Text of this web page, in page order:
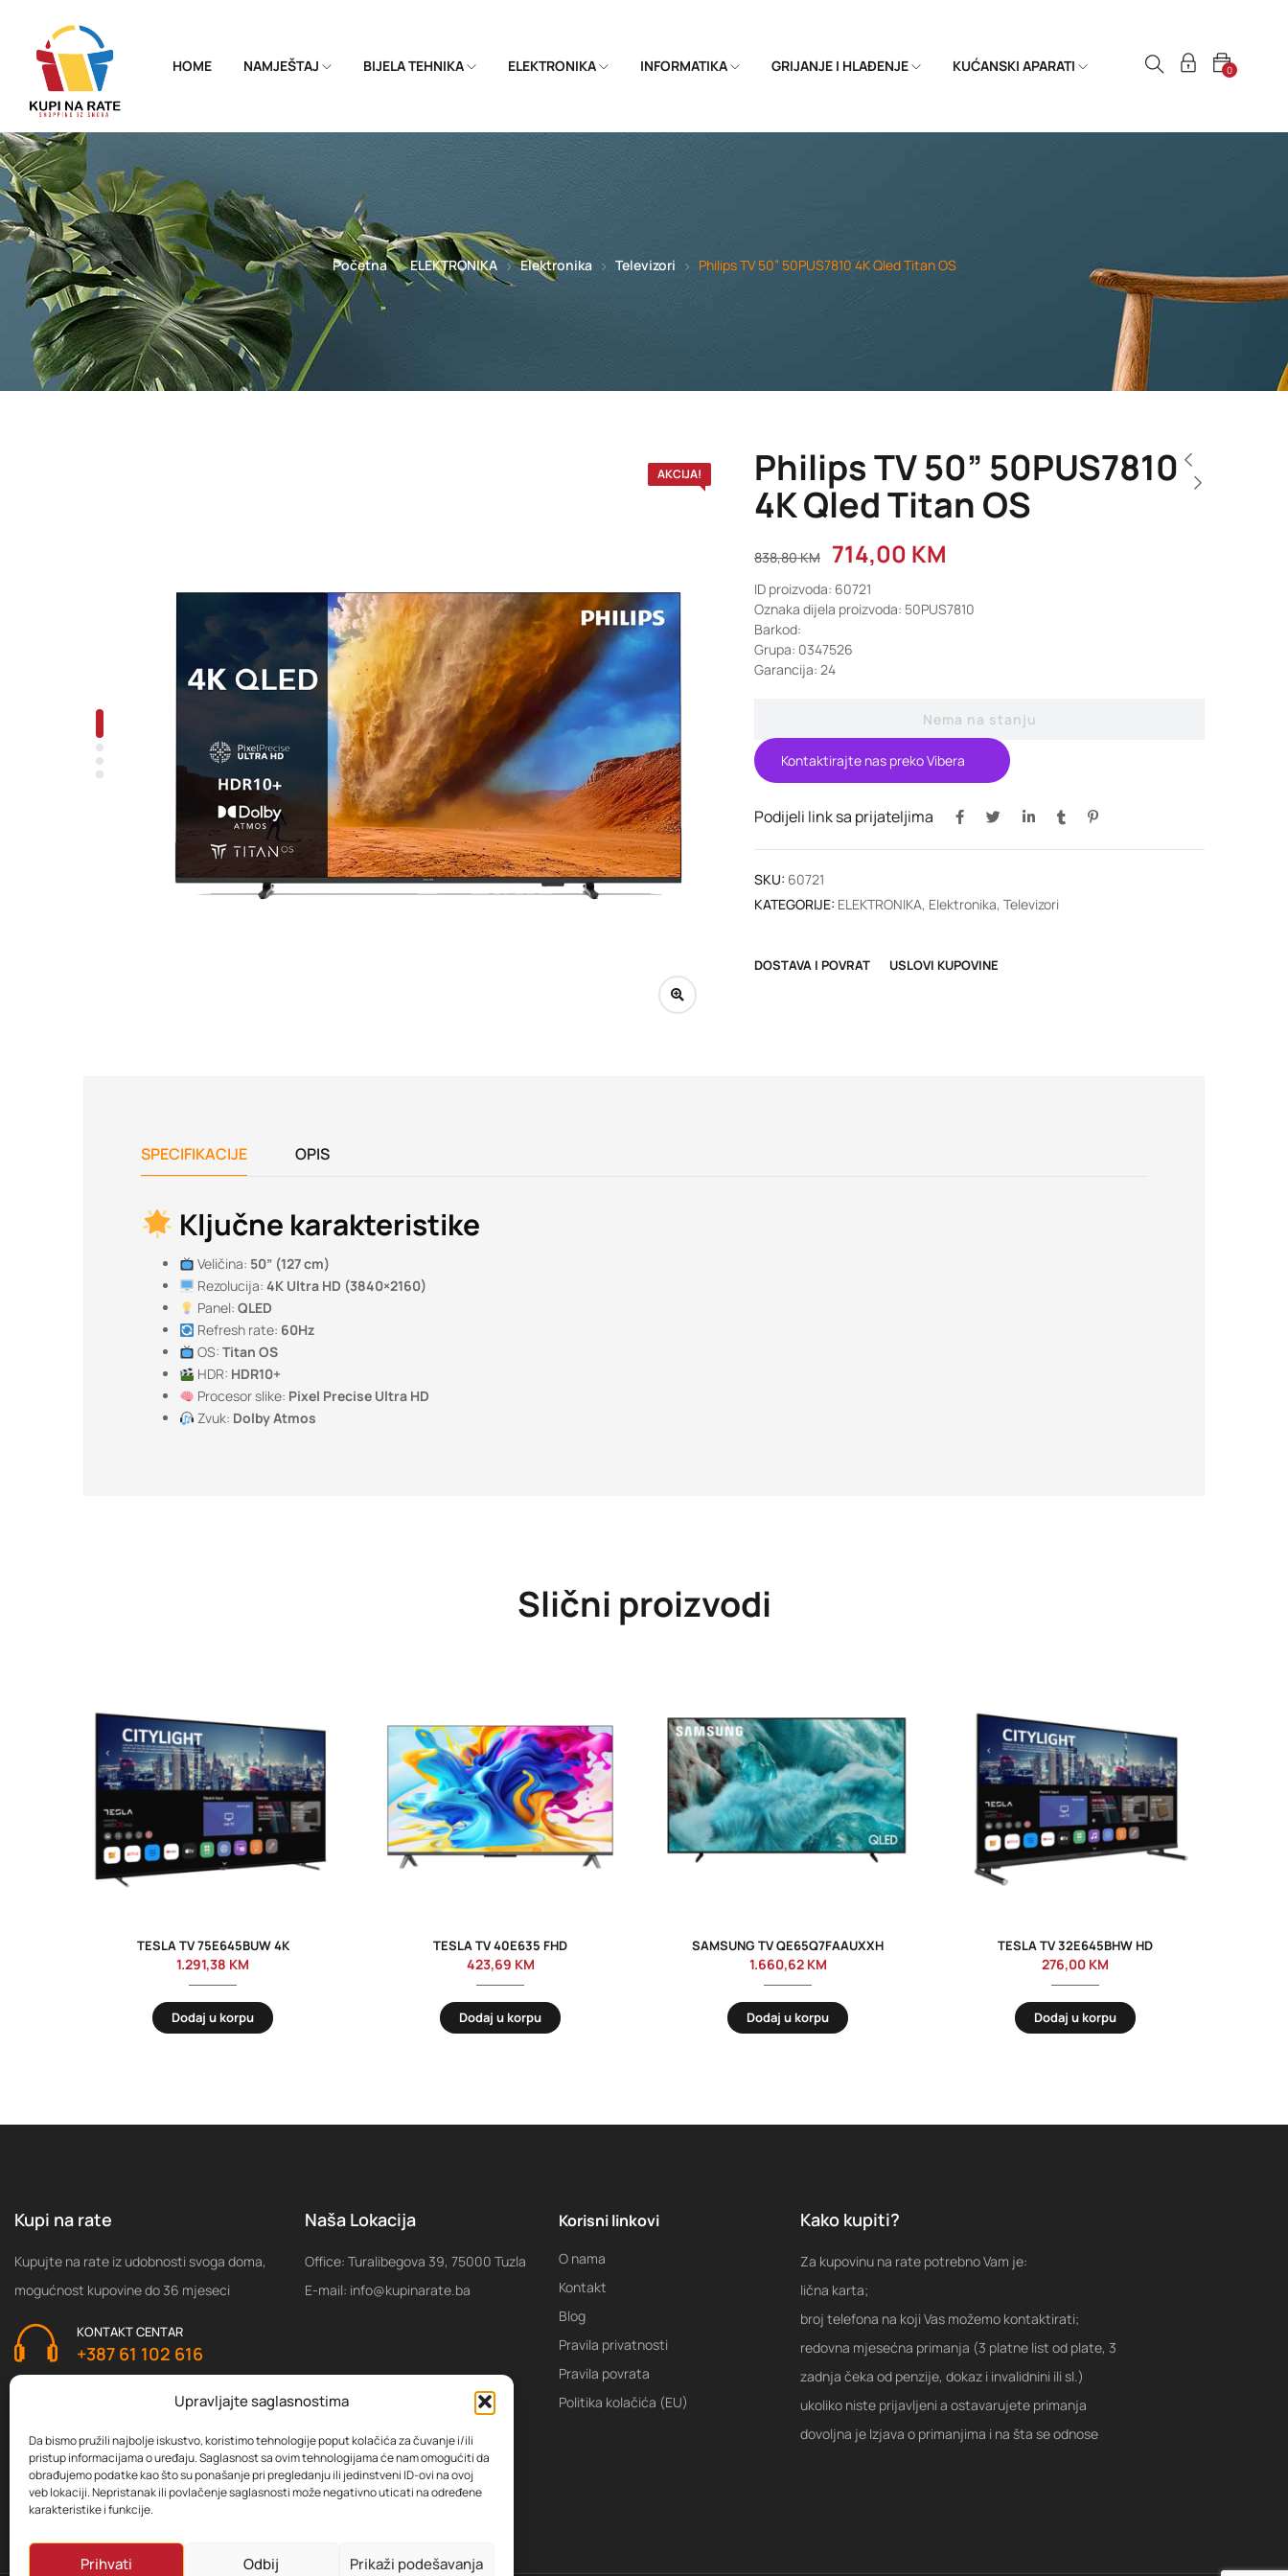
Upravljajte saglasnostima
Da bismo pružili najbolje iskustvo, koristimo tehnologije poput kolačića za čuvanje i/ili
pristup informacijama o uređaju. Saglasnost sa ovim tehnologijama će nam omogućiti da
obrađujemo podatke kao što su ponašanje pri pregledanju ili jedinstveni ID-ovi na ovoj
veb lokaciji. Nepristanak ili povlačenje saglasnosti može negativno uticati na određene
karakteristike i funkcije.
Prihvati Odbij Prikaži podešavanja
HOME NAMJEŠTAJ BIJELA TEHNIKA ELEKTRONIKA INFORMATIKA GRIJANJE I HLAĐENJE KUĆANSKI APARATI 0
Početna ELEKTRONIKA Elektronika Televizori Philips TV 50” 50PUS7810 4K Qled Titan OS
AKCIJA! Philips TV 50” 50PUS7810
4K Qled Titan OS
838,80KM 714,00 KM
ID proizvoda: 60721
Oznaka dijela proizvoda: 50PUS7810
Barkod:
Grupa: 0347526
Garancija: 24
Nema na stanju
Kontaktirajte nas preko Vibera
Podijeli link sa prijateljima
SKU: 60721
KATEGORIJE: ELEKTRONIKA, Elektronika, Televizori
DOSTAVA I POVRAT USLOVI KUPOVINE
SPECIFIKACIJE OPIS
Ključne karakteristike
Veličina: 50” (127 cm)
Rezolucija: 4K Ultra HD (3840×2160)
Panel: QLED
Refresh rate: 60Hz
OS: Titan OS
HDR: HDR10+
Procesor slike: Pixel Precise Ultra HD
Zvuk: Dolby Atmos
Slični proizvodi
TESLA TV 75E645BUW 4K
1.291,38 KM
Dodaj u korpu
TESLA TV 40E635 FHD
423,69 KM
Dodaj u korpu
SAMSUNG TV QE65Q7FAAUXXH
1.660,62 KM
Dodaj u korpu
TESLA TV 32E645BHW HD
276,00 KM
Dodaj u korpu
Kupi na rate
Kupujte na rate iz udobnosti svoga doma,
mogućnost kupovine do 36 mjeseci
KONTAKT CENTAR
+387 61 102 616
Naša Lokacija
Office: Turalibegova 39, 75000 Tuzla
E-mail: info@kupinarate.ba
Korisni linkovi
O nama
Kontakt
Blog
Pravila privatnosti
Pravila povrata
Politika kolačića (EU)
Kako kupiti?
Za kupovinu na rate potrebno Vam je:
lična karta;
broj telefona na koji Vas možemo kontaktirati;
redovna mjesećna primanja (3 platne list od plate, 3
zadnja čeka od penzije, dokaz i invalidnini ili sl.)
ukoliko niste prijavljeni a ostavarujete primanja
dovoljna je Izjava o primanjima i na šta se odnose